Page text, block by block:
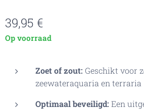
39,95 €
Op voorraad
Zoet of zout: Geschikt voor
zeewateraquaria en terraria
Optimaal beveiligd: Een